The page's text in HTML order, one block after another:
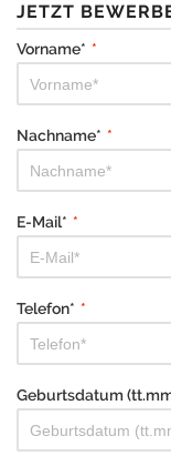
JETZT
Vorname* *
Nachname* *
E-Mail* *
Telefon* *
Geburtsdatum